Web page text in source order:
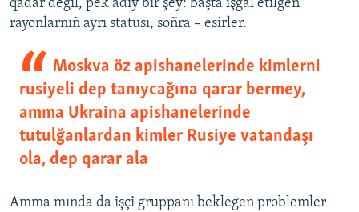
qadar degil, pek adiy bir şey: başta işğal etilgen
rayonlarnıñ ayrı statusı, soñra – esirler.
Moskva öz apishanelerinde kimlerni
rusiyeli dep tanıycağına qarar bermey,
amma Ukraina apishanelerinde
tutulğanlardan kimler Rusiye vatandaşı
ola, dep qarar ala
Amma mında da işçi gruppanı beklegen problemler